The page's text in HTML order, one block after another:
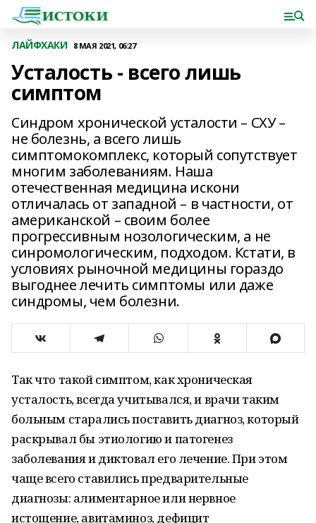
ЛАЙФХАКИ 8 МАЯ 2021, 06:27
Усталость - всего лишь
симптом
Синдром хронической усталости – СХУ –
не болезнь, а всего лишь
симптомокомплекс, который сопутствует
многим заболеваниям. Наша
отечественная медицина искони
отличалась от западной – в частности, от
американской – своим более
прогрессивным нозологическим, а не
синромологическим, подходом. Кстати, в
условиях рыночной медицины гораздо
выгоднее лечить симптомы или даже
синдромы, чем болезни.
Так что такой симптом, как хроническая
усталость, всегда учитывался, и врачи таким
больным старались поставить диагноз, который
раскрывал бы этиологию и патогенез
заболевания и диктовал его лечение. При этом
чаще всего ставились предварительные
диагнозы: алиментарное или нервное
истощение, авитаминоз, дефицит